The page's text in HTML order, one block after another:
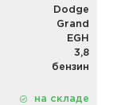
Dodge
Grand
EGH
3,8
бензин
на складе